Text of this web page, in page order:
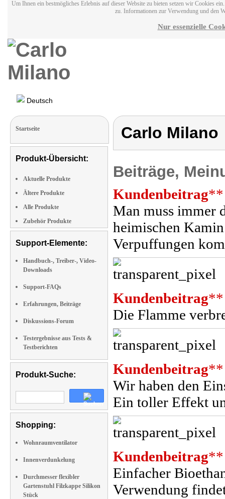
Um Ihnen ein bestmögliches Erlebnis auf dieser Website zu bieten setzen wir Cookies
zu. Informationen zur Verwendung und den
Nur essenzielle
Deutsch
Startseite
Produkt-Übersicht:
Aktuelle Produkte
Ältere Produkte
Alle Produkte
Zubehör Produkte
Support-Elemente:
Handbuch-, Treiber-, Video-
Downloads
Support-FAQs
Erfahrungen, Beiträge
Diskussions-Forum
Testergebnisse aus Tests &
Testberichten
Produkt-Suche:
Shopping:
Wohnraumventilator
Innenverdunkelung
Durchmesser flexibler
Gartenstuhl Filzkappe Silikon
Stück
Carlo Milano
Beiträge,
Kundenbeitrag**
Man muss immer
heimischen
Verpuffungen
Kundenbeitrag**
Die Flamme
Kundenbeitrag**
Wir haben den
Ein toller Effekt
Kundenbeitrag**
Einfacher
Verwendung